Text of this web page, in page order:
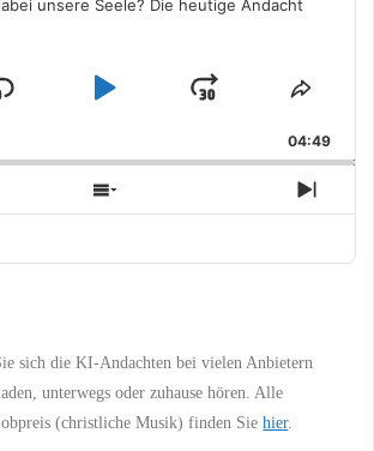
unsere Seele? Die heutige Andacht
Skip
Play
Jump
Forward
Share
04:49
Show
Episodes
Next
sich die KI-Andachten bei vielen Anbietern
unterwegs oder zuhause hören. Alle
(christliche Musik) finden Siehier.